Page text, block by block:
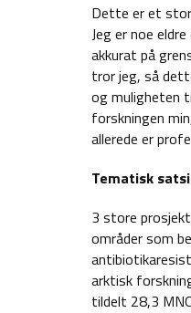
Dette er et
Jeg er noe
akkurat på
tror jeg, så
og muligheten
forskningen
allerede er
Tematisk
3 store
områder som
arktisk
tildelt 28,3